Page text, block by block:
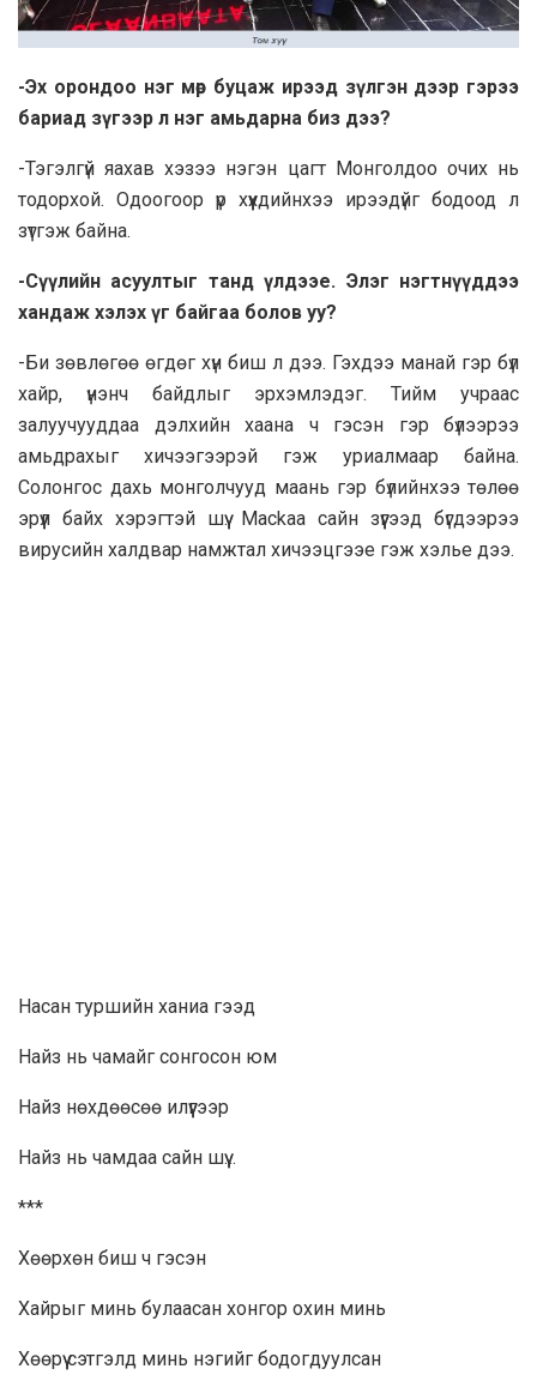
-Эх орондоо нэг мөр буцаж ирээд зүлгэн дээр гэрээ
бариад зүгээр л нэг амьдарна биз дээ?
-Тэгэлгүй яaxaв хэзээ нэгэн цагт Монголдоо очих нь
тодорхой. Одоогоор үр хүүхдийнхээ ирээдүйг бодоод л
зүтгэж байна.
-Сүүлийн асуултыг танд үлдээе. Элэг нэгтнүүддээ
хандаж хэлэх үг байгаа болов уу?
-Би зөвлөгөө өгдөг хүн биш л дээ. Гэхдээ манай гэр бүл
хайр, үнэнч байдлыг эрхэмлэдэг. Тийм учрaac
залyyчууддaa дэлхийн хаана ч гэсэн гэр бүлээрээ
амьдрахыг хичээгээрэй гэж уриалмaaр байна.
Солонгос дахь монголчууд маань гэр бүлийнхээ төлөө
эрүүл байх хэрэгтэй шүү. Масkaa сайн зүүгээд бүгдээрээ
вирусийн халдвар намжтал хичээцгээе гэж хэлье дээ.
Нacaн туршийн ханиа гээд
Найз нь чамайг сонгосон юм
Найз нөхдөөсөө илүүгээр
Найз нь чамдaa сайн шүү…
***
Хөөрхөн биш ч гэсэн
Xaйрыг минь булаасан хонгор охин минь
Хөөрүү сэтгэлд минь нэгийг бодогдуулcaн